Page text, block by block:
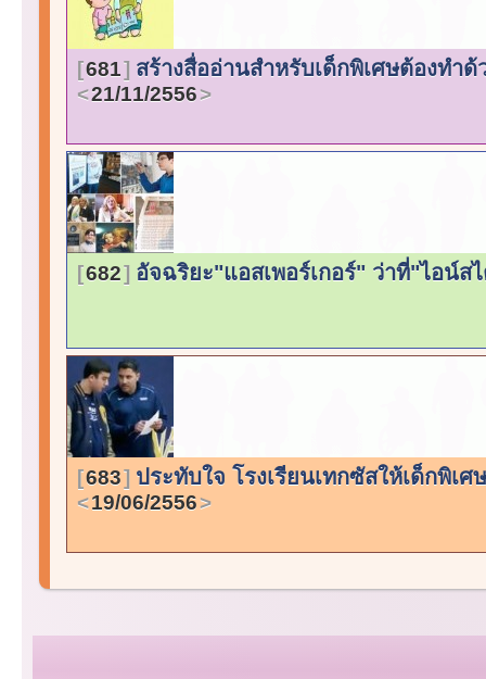
681 สร้างสื่ออ่านสำหรับเด็กพิเศษต้องท
21/11/2556
682 อัจฉริยะ"แอสเพอร์เกอร์" ว่าที่"ไอน์
683 ประทับใจ โรงเรียนเทกซัสให้เด็กพิ
19/06/2556